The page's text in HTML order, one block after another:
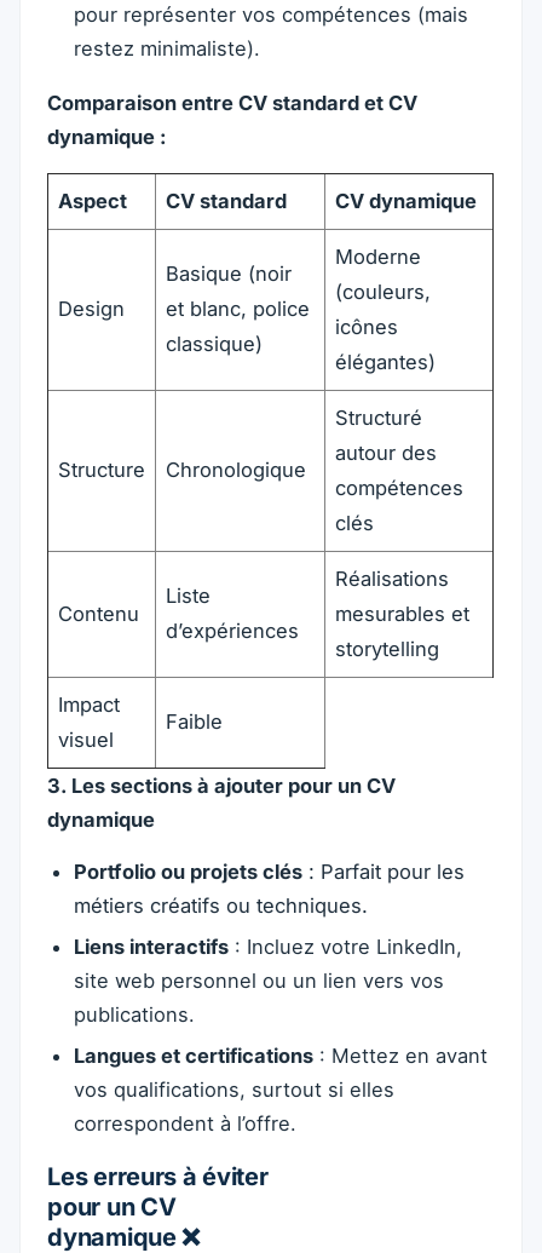
pour représenter vos compétences (mais
restez minimaliste).
Comparaison entre CV standard et CV
dynamique :
Aspect CV standard CV dynamique
Design
Basique (noir
et blanc, police
classique)
Moderne
(couleurs,
icônes
élégantes)
Structure Chronologique
Structuré
autour des
compétences
clés
Contenu
Liste
d’expériences
Réalisations
mesurables et
storytelling
Impact
visuel
Faible
3. Les sections à ajouter pour un CV
dynamique
Portfolio ou projets clés: Parfait pour les
métiers créatifs ou techniques.
Liens interactifs: Incluez votre LinkedIn,
site web personnel ou un lien vers vos
publications.
Langues et certifications: Mettez en avant
vos qualifications, surtout si elles
correspondent à l’offre.
Les erreurs à éviter
pour un CV
dynamique ❌